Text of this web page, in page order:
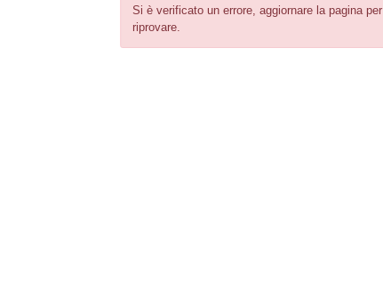
Si è verificato un errore, aggiornare la pagina per
riprovare.